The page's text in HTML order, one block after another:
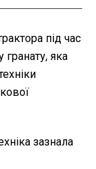
під час
гранату, яка
зазнала